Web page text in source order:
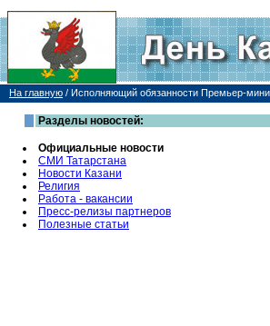
На главную / Исполняющий обязанности Премьер-
Разделы новостей:
Официальные новости
СМИ Татарстана
Новости Казани
Религия
Работа - вакансии
Пресс-релизы партнеров
Полезные статьи